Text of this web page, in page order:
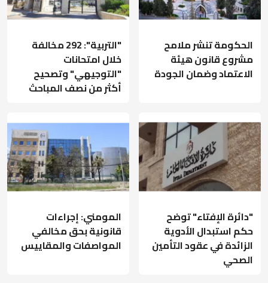
الحكومة تنشر ملامح
مشروع قانون هيئة
الاعتماد وضمان الجودة
"التربية": 292 مخالفة
خلال امتحانات
"التوجيهي" وتصحيح
أكثر من نصف المباحث
"دائرة الإفتاء" توضح
حكم استبدال الأدوية
الزائدة في عقود التأمين
الصحي
المومني: إجراءات
قانونية بحق مخالفي
المواصفات والمقاييس